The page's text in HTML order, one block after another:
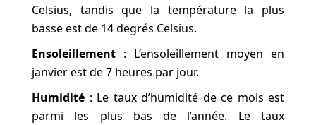
Celsius, tandis que la température la plus
basse est de 14 degrés Celsius.
Ensoleillement : L’ensoleillement moyen en
janvier est de 7 heures par jour.
Humidité : Le taux d’humidité de ce mois est
parmi les plus bas de l’année. Le taux